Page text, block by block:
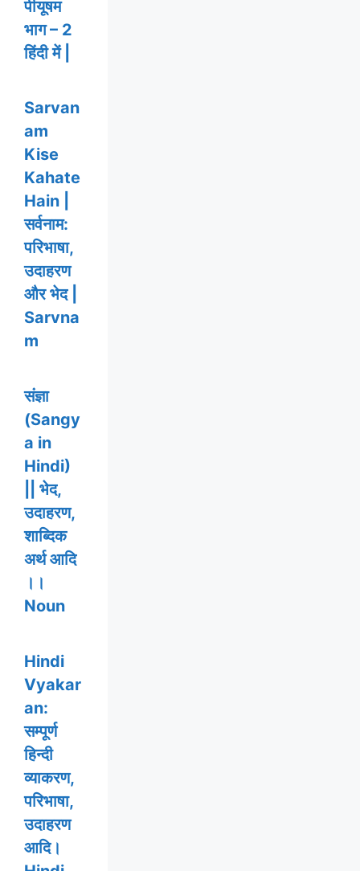
पीयूषम
भाग – 2
हिंदी में |
Sarvan
am
Kise
Kahate
Hain |
सर्वनाम:
परिभाषा,
उदाहरण
और भेद |
Sarvna
m
संज्ञा
(Sangy
a in
Hindi)
|| भेद,
उदाहरण,
शाब्दिक
अर्थ आदि
।।
Noun
Hindi
Vyakar
an:
सम्पूर्ण
हिन्दी
व्याकरण,
परिभाषा,
उदाहरण
आदि।